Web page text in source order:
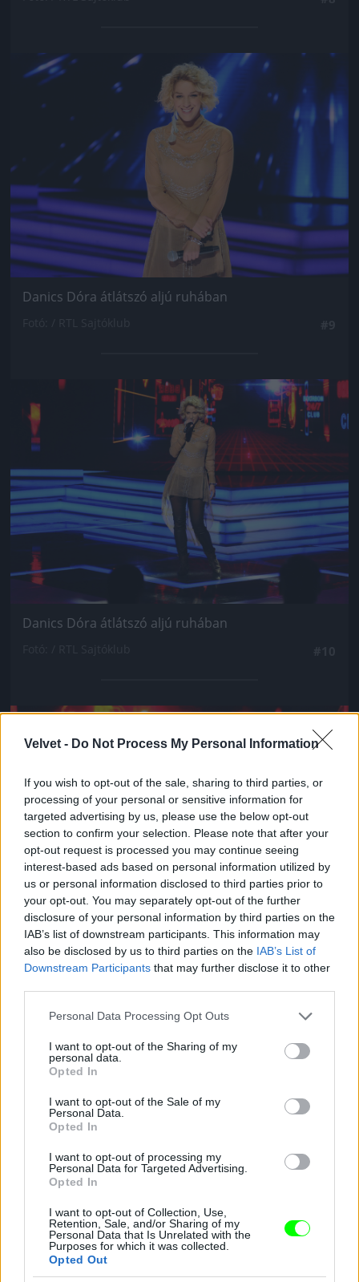
Velvet - Do Not Process My Personal Information
If you wish to opt-out of the sale, sharing to third parties, or
processing of your personal or sensitive information for
targeted advertising by us, please use the below opt-out
section to confirm your selection. Please note that after your
opt-out request is processed you may continue seeing
interest-based ads based on personal information utilized by
us or personal information disclosed to third parties prior to
your opt-out. You may separately opt-out of the further
disclosure of your personal information by third parties on the
IAB’s list of downstream participants. This information may
also be disclosed by us to third parties on the IAB’s List of
Downstream Participants that may further disclose it to other
Please note that this website/app uses one or more Google
not limited to your visit or usage behaviour. You may click to
grant or deny consent to Google and its third-party tags to
use your data for below specified purposes in below Google
consent section.
Personal Data Processing Opt Outs
I want to opt-out of the Sharing of my
personal data.
Opted In
I want to opt-out of the Sale of my
Personal Data.
Opted In
I want to opt-out of processing my
Personal Data for Targeted Advertising.
Opted In
I want to opt-out of Collection, Use,
Retention, Sale, and/or Sharing of my
Personal Data that Is Unrelated with the
Purposes for which it was collected.
Opted Out
Jön még kép!
Danics Dóra átlátszó aljú ruhában
Jön még kép!
Danics Dóra átlátszó aljú ruhában
Danics Danics Dóra átlátszó aljú ruhában
Fotó: / RTL Sajtóklub